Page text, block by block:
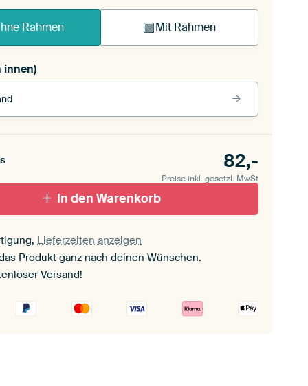
Rahmen Mit Rahmen
innen)
82,-
Preise inkl. gesetzl. MwSt
In den Warenkorb
Lieferzeiten anzeigen
Produkt ganz nach deinen Wünschen.
Versand!